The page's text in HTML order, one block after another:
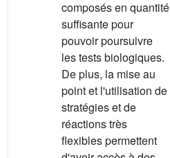
composés en quantité
suffisante pour
pouvoir poursuivre
les tests biologiques.
De plus, la mise au
point et l'utilisation de
stratégies et de
réactions très
flexibles permettent